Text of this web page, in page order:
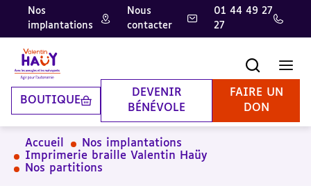
Aller
contenu
principal
Aller
pied
de
page
Aller
la
recherche
Nos
implantations
Nous
contacter
01 44 49 27
27
BOUTIQUE
DEVENIR
BÉNÉVOLE
FAIRE UN
DON
Accueil
Nos implantations
Imprimerie braille Valentin Haüy
Nos partitions